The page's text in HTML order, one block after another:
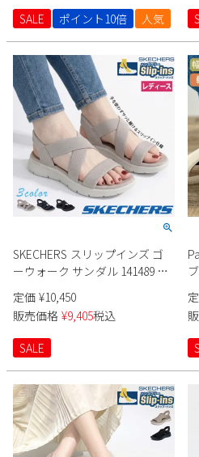
SALE
ポイント10倍 人気
SKECHERS スリップインズ ゴ
ーウォーク サンダル 141489 レ
ディース
定価 ¥10,450
販売価格 ¥9,405税込
SALE